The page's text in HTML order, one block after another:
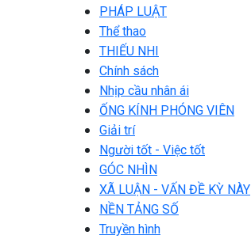
PHÁP LUẬT
Thể thao
THIẾU NHI
Chính sách
Nhịp cầu nhân ái
ỐNG KÍNH PHÓNG VIÊN
Giải trí
Người tốt - Việc tốt
GÓC NHÌN
XÃ LUẬN - VẤN ĐỀ KỲ NÀY
NỀN TẢNG SỐ
Truyền hình